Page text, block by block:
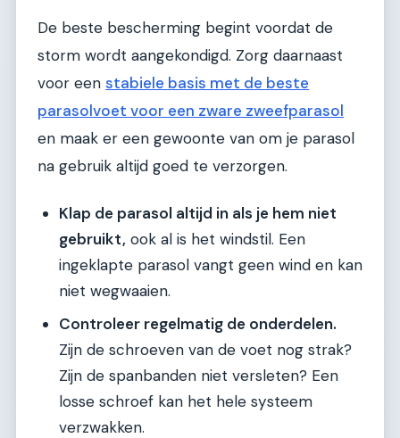
De beste bescherming begint voordat de
storm wordt aangekondigd. Zorg daarnaast
voor een stabiele basis met de beste
parasolvoet voor een zware zweefparasol
en maak er een gewoonte van om je parasol
na gebruik altijd goed te verzorgen.
Klap de parasol altijd in als je hem niet
gebruikt, ook al is het windstil. Een
ingeklapte parasol vangt geen wind en kan
niet wegwaaien.
Controleer regelmatig de onderdelen.
Zijn de schroeven van de voet nog strak?
Zijn de spanbanden niet versleten? Een
losse schroef kan het hele systeem
verzwakken.